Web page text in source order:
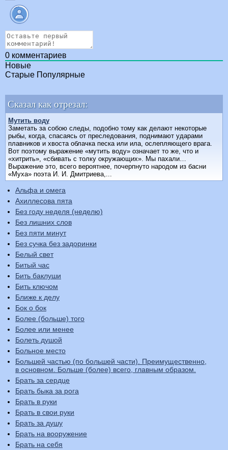
0 комментариев
Новые
Старые Популярные
Сказал как отрезал:
Мутить воду
Заметать за собою следы, подобно тому как делают некоторые
рыбы, когда, спасаясь от преследования, поднимают ударами
плавников и хвоста облачка песка или ила, ослепляющего врага.
Вот поэтому выражение «мутить воду» означает то же, что и
«хитрить», «сбивать с толку окружающих». Мы пахали…
Выражение это, всего вероятнее, почерпнуто народом из басни
«Муха» поэта И. И. Дмитриева,...
Альфа и омега
Ахиллесова пята
Без году неделя (неделю)
Без лишних слов
Без пяти минут
Без сучка без задоринки
Белый свет
Битый час
Бить баклуши
Бить ключом
Ближе к делу
Бок о бок
Более (больше) того
Более или менее
Болеть душой
Больное место
Большей частью (по большей части). Преимущественно,
в основном. Больше (более) всего, главным образом.
Брать за сердце
Брать быка за рога
Брать в руки
Брать в свои руки
Брать за душу
Брать на вооружение
Брать на себя